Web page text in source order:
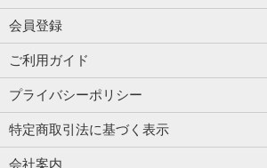
会員登録
ご利用ガイド
プライバシーポリシー
特定商取引法に基づく表示
会社案内